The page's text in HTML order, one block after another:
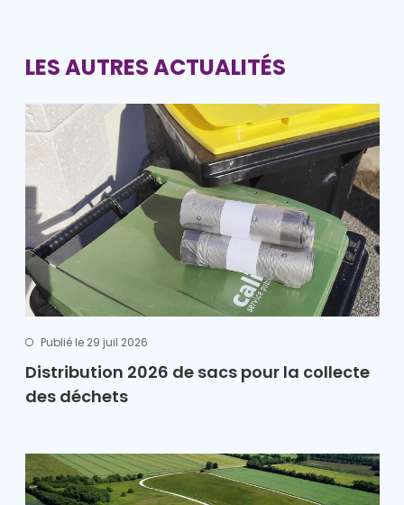
LES AUTRES ACTUALITÉS
Publié le 29 juil 2026
Distribution 2026 de sacs pour la collecte
des déchets